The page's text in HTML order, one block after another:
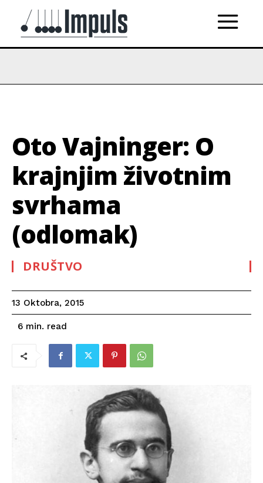
Oto Vajninger: O
krajnjim životnim
svrhama
(odlomak)
DRUŠTVO
13 Oktobra, 2015
6 min. read